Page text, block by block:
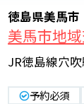
徳島県美馬市
美馬市地
JR徳島線穴
予約必須